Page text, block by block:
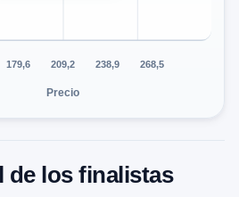
179,6 209,2 238,9 268,5
Precio
de los finalistas